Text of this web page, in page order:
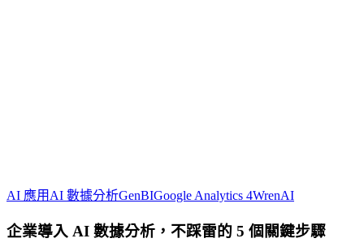
AI 應用 AI 數據分析GenBIGoogle Analytics 4WrenAI企
導
企業導入 AI 數據分析，不踩雷的 5 個關鍵步驟